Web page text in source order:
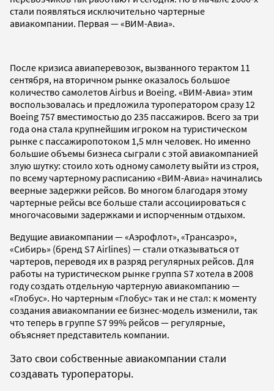
стали появляться исключительно чартерные
авиакомпании. Первая — «ВИМ-Авиа».
После кризиса авиаперевозок, вызванного терактом 11
сентября, на вторичном рынке оказалось большое
количество самолетов Airbus и Boeing. «ВИМ-Авиа» этим
воспользовалась и предложила туроператором сразу 12
Boeing 757 вместимостью до 235 пассажиров. Всего за три
года она стала крупнейшим игроком на туристическом
рынке с пассажиропотоком 1,5 млн человек. Но именно
большие объемы бизнеса сыграли с этой авиакомпанией
злую шутку: стоило хоть одному самолету выйти из строя,
по всему чартерному расписанию «ВИМ-Авиа» начинались
веерные задержки рейсов. Во многом благодаря этому
чартерные рейсы все больше стали ассоциироваться с
многочасовыми задержками и испорченным отдыхом.
Ведущие авиакомпании — «Аэрофлот», «Трансаэро»,
«Сибирь» (бренд S7 Airlines) — стали отказываться от
чартеров, переводя их в разряд регулярных рейсов. Для
работы на туристическом рынке группа S7 хотела в 2008
году создать отдельную чартерную авиакомпанию —
«Глобус». Но чартерным «Глобус» так и не стал: к моменту
создания авиакомпании ее бизнес-модель изменили, так
что теперь в группе S7 99% рейсов — регулярные,
объясняет представитель компании.
Зато свои собственные авиакомпании стали
создавать туроператоры.